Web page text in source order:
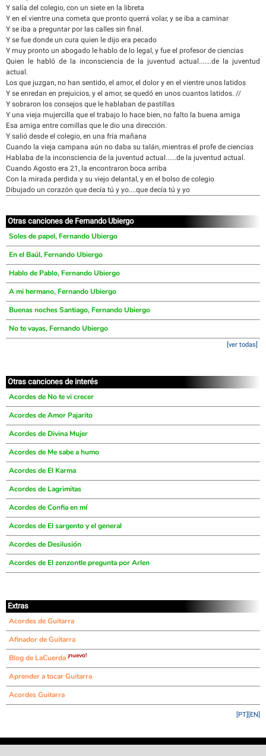
Y salía del colegio, con un siete en la libreta
Y en el vientre una cometa que pronto querrá volar, y se iba a caminar
Y se iba a preguntar por las calles sin final.
Y se fue donde un cura quien le dijo era pecado
Y muy pronto un abogado le hablo de lo legal, y fue el profesor de ciencias
Quien le habló de la inconsciencia de la juventud actual.......de la juventud
actual.
Los que juzgan, no han sentido, el amor, el dolor y en el vientre unos latidos
Y se enredan en prejuicios, y el amor, se quedó en unos cuantos latidos. //
Y sobraron los consejos que le hablaban de pastillas
Y una vieja mujercilla que el trabajo lo hace bien, no falto la buena amiga
Esa amiga entre comillas que le dio una dirección.
Y salió desde el colegio, en una fría mañana
Cuando la vieja campana aún no daba su talán, mientras el profe de ciencias
Hablaba de la inconsciencia de la juventud actual......de la juventud actual.
Cuando Agosto era 21, la encontraron boca arriba
Con la mirada perdida y su viejo delantal, y en el bolso de colegio
Dibujado un corazón que decía tú y yo....que decía tú y yo
Otras canciones de Fernando Ubiergo
Soles de papel, Fernando Ubiergo
En el Baúl, Fernando Ubiergo
Hablo de Pablo, Fernando Ubiergo
A mi hermano, Fernando Ubiergo
Buenas noches Santiago, Fernando Ubiergo
No te vayas, Fernando Ubiergo
[ver todas]
Otras canciones de interés
Acordes de No te vi crecer
Acordes de Amor Pajarito
Acordes de Divina Mujer
Acordes de Me sabe a humo
Acordes de El Karma
Acordes de Lagrimitas
Acordes de Confia en mí
Acordes de El sargento y el general
Acordes de Desilusión
Acordes de El zenzontle pregunta por Arlen
Extras
Acordes de Guitarra
Afinador de Guitarra
Blog de LaCuerda ¡nuevo!
Aprender a tocar Guitarra
Acordes Guitarra
[EN]
[PT]